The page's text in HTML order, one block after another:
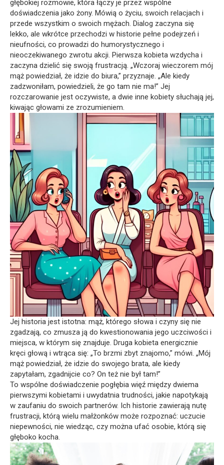
głębokiej rozmowie, która łączy je przez wspólne
doświadczenia jako żony. Mówią o życiu, swoich relacjach i
przede wszystkim o swoich mężach. Dialog zaczyna się
lekko, ale wkrótce przechodzi w historie pełne podejrzeń i
nieufności, co prowadzi do humorystycznego i
nieoczekiwanego zwrotu akcji. Pierwsza kobieta wzdycha i
zaczyna dzielić się swoją frustracją. „Wczoraj wieczorem mój
mąż powiedział, że idzie do biura,” przyznaje. „Ale kiedy
zadzwoniłam, powiedzieli, że go tam nie ma!” Jej
rozczarowanie jest oczywiste, a dwie inne kobiety słuchają jej,
kiwając głowami ze zrozumieniem.
Jej historia jest istotna: mąż, którego słowa i czyny się nie
zgadzają, co zmusza ją do kwestionowania jego uczciwości i
miejsca, w którym się znajduje. Druga kobieta energicznie
kręci głową i wtrąca się: „To brzmi zbyt znajomo,” mówi. „Mój
mąż powiedział, że idzie do swojego brata, ale kiedy
zapytałam, zgadnijcie co? On też nie był tam!”
To wspólne doświadczenie pogłębia więź między dwiema
pierwszymi kobietami i uwydatnia trudności, jakie napotykają
w zaufaniu do swoich partnerów. Ich historie zawierają nutę
frustracji, którą wielu małżonków może rozpoznać: uczucie
niepewności, nie wiedząc, czy można ufać osobie, którą się
głęboko kocha.